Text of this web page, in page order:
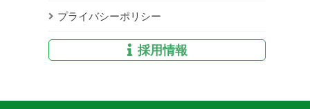
プライバシーポリシー
採用情報